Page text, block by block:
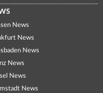
News
News
News
News
News
News